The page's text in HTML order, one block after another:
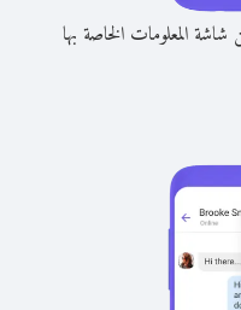
المعلومات الخاصة بها